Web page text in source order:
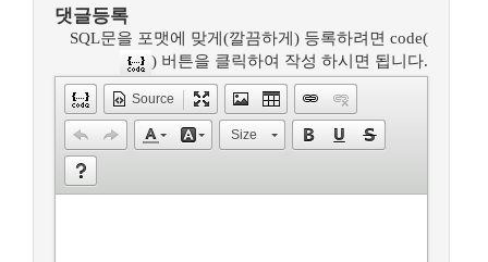
댓글등록
SQL문을 포맷에 맞게(깔끔하게) 등록하려면 code(
) 버튼을 클릭하여 작성 하시면 됩니다.
Source
Size